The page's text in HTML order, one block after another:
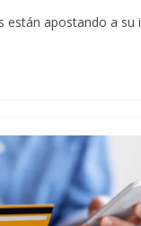
están apostando a su